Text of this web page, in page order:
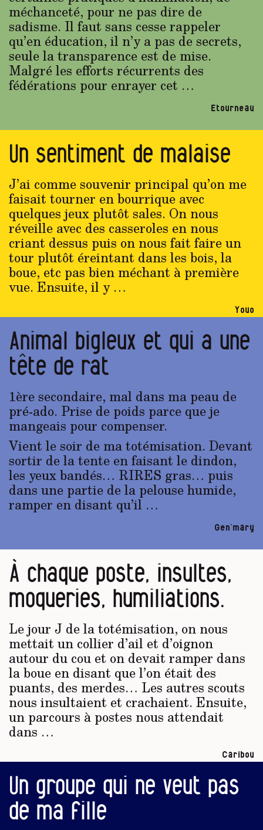
méchanceté, pour ne pas dire de
sadisme. Il faut sans cesse rappeler
qu’en éducation, il n’y a pas de secrets,
seule la transparence est de mise.
Malgré les efforts récurrents des
fédérations pour enrayer cet …
Etourneau
Un sentiment de malaise
J’ai comme souvenir principal qu’on me
faisait tourner en bourrique avec
quelques jeux plutôt sales. On nous
réveille avec des casseroles en nous
criant dessus puis on nous fait faire un
tour plutôt éreintant dans les bois, la
boue, etc pas bien méchant à première
vue. Ensuite, il y …
Youo
Animal bigleux et qui a une
tête de rat
1ère secondaire, mal dans ma peau de
pré-ado. Prise de poids parce que je
mangeais pour compenser.
Vient le soir de ma totémisation. Devant
sortir de la tente en faisant le dindon,
les yeux bandés… RIRES gras… puis
dans une partie de la pelouse humide,
ramper en disant qu’il …
Gen’mary
À chaque poste, insultes,
moqueries, humiliations.
Le jour J de la totémisation, on nous
mettait un collier d’ail et d’oignon
autour du cou et on devait ramper dans
la boue en disant que l’on était des
puants, des merdes… Les autres scouts
nous insultaient et crachaient. Ensuite,
un parcours à postes nous attendait
dans …
Caribou
Un groupe qui ne veut pas
de ma fille